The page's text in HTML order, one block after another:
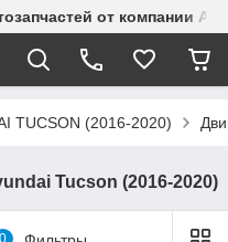
от компании
TUCSON (2016-2020)
Tucson (2016-2020)
0